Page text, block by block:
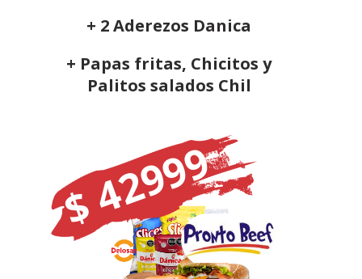
+ 2 Aderezos Danica
+ Papas fritas, Chicitos y
Palitos salados Chil
$ 42999